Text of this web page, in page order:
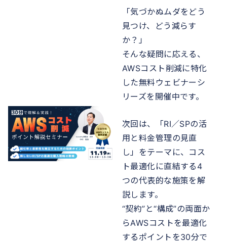
「気づかぬムダをどう
見つけ、どう減らす
か？」
そんな疑問に応える、
AWSコスト削減に特化
した無料ウェビナーシ
リーズを開催中です。
次回は、「RI／SPの活
用と料金管理の見直
し」をテーマに、コス
ト最適化に直結する4
つの代表的な施策を解
説します。
“契約”と“構成”の両面か
らAWSコストを最適化
するポイントを30分で